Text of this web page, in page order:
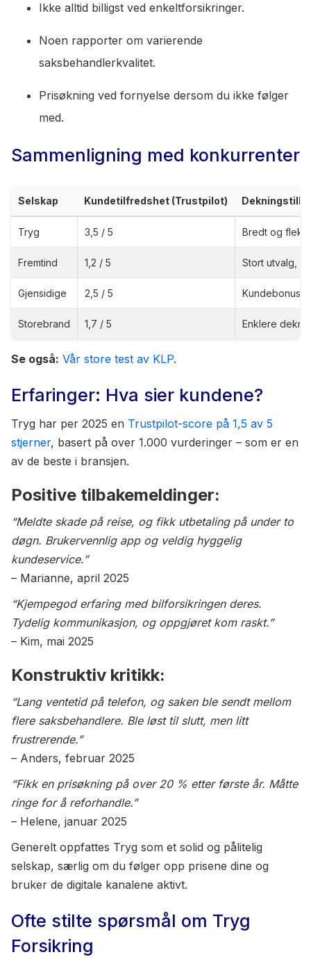
Ikke alltid billigst ved enkeltforsikringer.
Noen rapporter om varierende
saksbehandlerkvalitet.
Prisøkning ved fornyelse dersom du ikke følger
med.
Sammenligning med konkurrenter
Selskap Kundetilfredshet (Trustpilot)
Tryg 3,5 / 5 Bredt og
Fremtind 1,2 / 5 Stort utvalg,
Gjensidige 2,5 / 5 Kundebonus,
Storebrand 1,7 / 5 Enklere
Se også: Vår store test av KLP.
Erfaringer: Hva sier kundene?
Tryg har per 2025 en Trustpilot-score på 1,5 av 5
stjerner, basert på over 1.000 vurderinger – som er en
av de beste i bransjen.
Positive tilbakemeldinger:
“Meldte skade på reise, og fikk utbetaling på under to
døgn. Brukervennlig app og veldig hyggelig
kundeservice.”
– Marianne, april 2025
“Kjempegod erfaring med bilforsikringen deres.
Tydelig kommunikasjon, og oppgjøret kom raskt.”
– Kim, mai 2025
Konstruktiv kritikk:
“Lang ventetid på telefon, og saken ble sendt mellom
flere saksbehandlere. Ble løst til slutt, men litt
frustrerende.”
– Anders, februar 2025
“Fikk en prisøkning på over 20 % etter første år. Måtte
ringe for å reforhandle.”
– Helene, januar 2025
Generelt oppfattes Tryg som et solid og pålitelig
selskap, særlig om du følger opp prisene dine og
bruker de digitale kanalene aktivt.
Ofte stilte spørsmål om Tryg
Forsikring